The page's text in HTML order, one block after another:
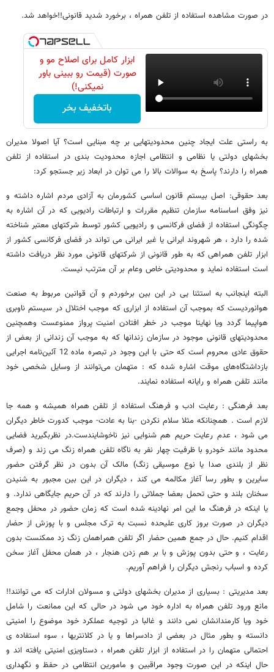
در صورت مشاهده استفاده از تلفن همراه ، برخورد شدید قانونی!!خواهد شد.
ابزار کامل برای اصلاح مو و
صورت (قیمت رو ببینی باور
نمیکنی!)
باتخفیف بخر
به راستی علت ایجاد چنین محدودیتهایی بر چه مبنایی است؟ آیا اصولا مدیران
بخشهای دولتی یا نظامی و انتظامی اجازه محدودیت بندی در استفاده از تلفن
همراه را دارند؟ پاسخ به سوالات بالا را می توان در ابعاد زیر جستجو کرد:
بعد حقوقی: اصل بیستم قانون اساسی کشورمان به آزادی مردم اشاره داشته و
نیز وفق اساسنامه سازمان تنظیم مقررات و ارتباطات رادیویی که در آن اشاره به
چگونگی استفاده از فضای فرکانسی و رادیویی کشور توسط شرکتهای معتبر شناخته
شده را دارد ، هر شهروند ایرانی یا غیر ایرانی می تواند در فضای فرکانسی کشور از
ابزار تلفن همراهی که به طور قانونی از شرکتهای قانونی مورد نظر دریافت داشته
است استفاده نماید و محدودیتی خاص وعام بر آن مترتب نیست.
البته اینجانب به استثنا یی در این بین برخوردم و آن قوانین مربوط به صنعت
هوانوردیست که بموجب آن استفاده از ابزاری که موجب اختلال در سیستم ناوبری
هواپیما گردد ویا نهایتا موجب در خطر افتادن امنیت پرواز ممنوعست وهمچنین
محدودیتهای قانونی موجود در سازمان زندانها که به موجب آن زندانی از بعض از
حقوق عادی محروم است که حتی با این وجود در تبصره ماده 12 آئین‌نامه اجرایی
بازداشتگاه‌های موقت اشاره شده که : متهمان می‌توانند از وسایل شخصی خود
مانند تلفن همراه و رایانه استفاده نمایند.
بعد فرهنگی : رعایت ادب و فرهنگ استفاده از تلفن همراه همیشه و همه جا
لازم است . همچنانکه مثلا سلام نکردن -بنا به عادت- موجب کدورت خاطر دیگران
می شود ، عدم رعایت حریم هم شنوایی نیز ناخوشایندست.در نظربگیرید فضایی
محدود مانند خودرو با ظرفیت چهار نفر به ناگاه تلفن همراه زنگ می زند و (صرف
نظر از بلندی صدا یا نوع موسیقی زنگ) مالک آن بدون در نظر گرفتن حضور
سایرین و بطور رسا آغاز مکالمه می کند ، دیگران در این بین مجبور به شنیدن
سخنان بلند و حتی تحمل بعضا جملاتی را دارند که در آن حریم جایگاهی ندارد. و
یا اینکه در فرهنگ ما این امر نهادینه شده است که زمان حضور در محفل وجمع
دیگران در صورت بروز کاری علیحده نسبت به ترک مجلس و با پوزش از حضار
اقدام کنیم. حال در جمع همین حضار اگر تلفن همراهمان زنگ زد ممکنست بدون
رعایت ، و حتی بدون پوزش و با بر هم زدن هنجار ، در همان محفل آغاز سخن
کرده و اسباب رنجش دیگران را فراهم آوریم.
بعد مدیریتی : بسیاری از مدیران بخشهای دولتی و مسولان ادارات که می توانند!!
مانع ورود تلفن همراه به اداره خود می شود در حالی که این ممانعت را شامل
خود ویا کارمندانشان نمی دانند و غالبا در توجیه عملکرد خود موضوع را امنیتی
دانسته و بطور مثال در بعضی از دادسراها و یا در کلانتریها ، سوء استفاده ی
احتمالی متهمان را در استفاده از ابزار تلفن همراه ، دستاویزی امنیتی یافته اند و
حال اینکه در این صورت وجود مراقبین و مامورین انتظامی در حفظ و نگهداری